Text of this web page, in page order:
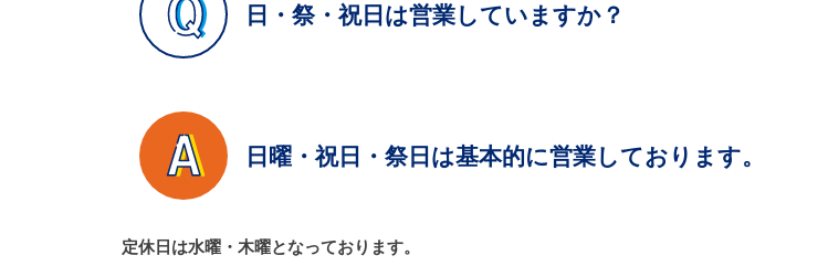
日・祭・祝日は営業していますか？
日曜・祝日・祭日は基本的に営業しております。
定休日は水曜・木曜となっております。